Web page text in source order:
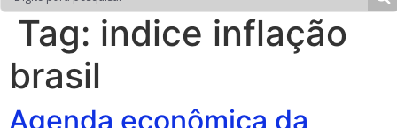
Tag: indice inflação
brasil
Agenda econômica da